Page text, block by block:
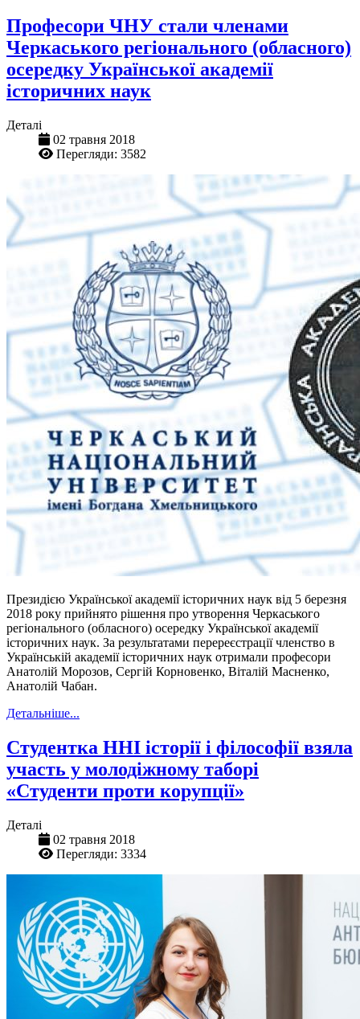
Професори ЧНУ стали членами
Черкаського регіонального (обласного)
осередку Української академії
історичних наук
Деталі
02 травня 2018
Перегляди: 3582
Президією Української академії історичних наук від 5 березня
2018 року прийнято рішення про утворення Черкаського
регіонального (обласного) осередку Української академії
історичних наук. За результатами перереєстрації членство в
Українській академії історичних наук отримали професори
Анатолій Морозов, Сергій Корновенко, Віталій Масненко,
Анатолій Чабан.
Детальніше...
Студентка ННІ історії і філософії взяла
участь у молодіжному таборі
«Студенти проти корупції»
Деталі
02 травня 2018
Перегляди: 3334